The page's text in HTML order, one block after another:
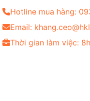
Hotline mua hàng:
Email:
Thời gian làm việc: